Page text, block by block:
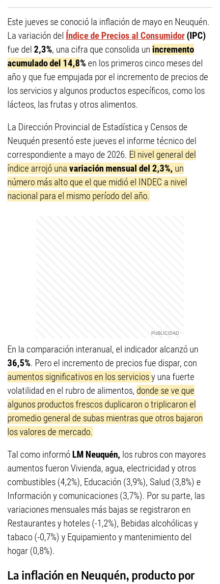
Este jueves se conoció la inflación de mayo en Neuquén.
La variación del Índice de Precios al Consumidor (IPC)
fue del 2,3%, una cifra que consolida un incremento
acumulado del 14,8%en los primeros cinco meses del
año y que fue empujada por el incremento de precios de
los servicios y algunos productos específicos, como los
lácteos, las frutas y otros alimentos.
La Dirección Provincial de Estadística y Censos de
Neuquén presentó este jueves el informe técnico del
correspondiente a mayo de 2026. El nivel general del
índice arrojó una variación mensual del 2,3%, un
número más alto que el que midió el INDEC a nivel
nacional para el mismo período del año.
En la comparación interanual, el indicador alcanzó un
36,5%. Pero el incremento de precios fue dispar, con
aumentos significativos en los serviciosy una fuerte
volatilidad en el rubro de alimentos, donde se ve que
algunos productos frescos duplicaron o triplicaron el
promedio general de subas mientras que otros bajaron
los valores de mercado.
Tal como informó LM Neuquén, los rubros con mayores
aumentos fueron Vivienda, agua, electricidad y otros
combustibles (4,2%), Educación (3,9%), Salud (3,8%) e
Información y comunicaciones (3,7%). Por su parte, las
variaciones mensuales más bajas se registraron en
Restaurantes y hoteles (-1,2%), Bebidas alcohólicas y
tabaco (-0,7%) y Equipamiento y mantenimiento del
hogar (0,8%).
La inflación en Neuquén, producto por